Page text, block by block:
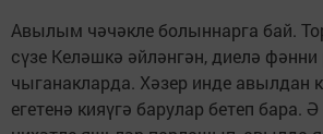
Авылым чәчәкле болыннарга бай.
сүзе Келәшкә әйләнгән, диелә
чыганак­ларда. Хәзер инде авылдан
егетенә кияүгә барулар бетеп бара.